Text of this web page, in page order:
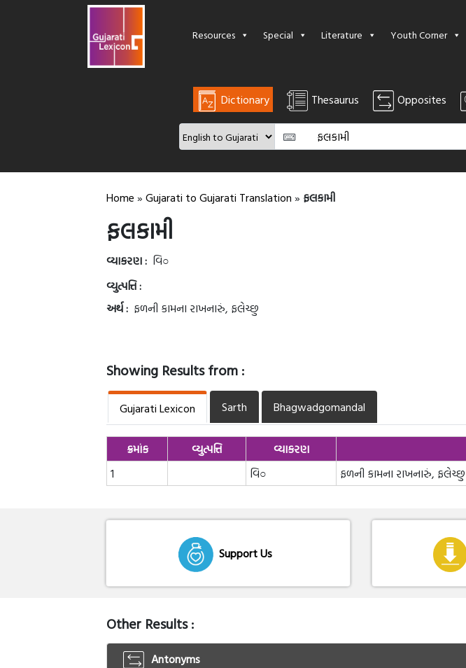
Resources Special Literature Youth Corner
Dictionary Thesaurus Opposites
Home » Gujarati to Gujarati Translation » ફલકામી
ફલકામી
વ્યાકરણ : વિ○
વ્યુત્પત્તિ :
અર્થ : ફળની કામના રાખનારું, ફલેચ્છુ
Showing Results from :
Gujarati Lexicon Sarth Bhagwadgomandal
ક્રમાંક વ્યુત્પત્તિ વ્યાકરણ
1
વિ○ ફળની કામના રાખનારું, ફલેચ્છુ
Support Us
Other Results :
Antonyms